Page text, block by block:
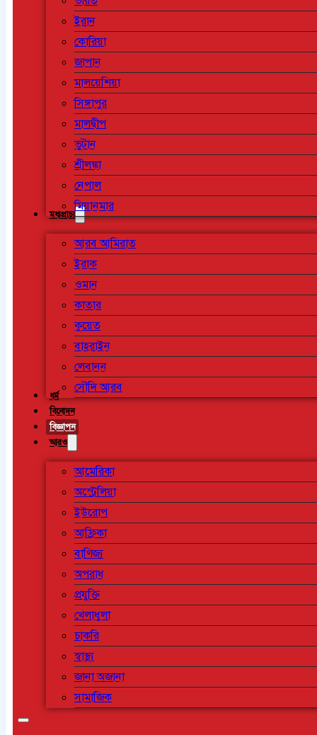
ইরান
কোরিয়া
জাপান
মালয়েশিয়া
সিঙ্গাপুর
মালদ্বীপ
ভুটান
শ্রীলঙ্কা
নেপাল
মিয়ানমার
মধ্যপ্রাচ্য
আরব আমিরাত
ইরাক
ওমান
কাতার
কুয়েত
বাহরাইন
লেবানন
সৌদি আরব
ধর্ম
বিনোদন
বিজ্ঞাপন
আরও
আমেরিকা
অস্ট্রেলিয়া
ইউরোপ
আফ্রিকা
বাণিজ্য
অপরাধ
প্রযুক্তি
খেলাধুলা
চাকরি
স্বাস্থ্য
জানা অজানা
সামাজিক